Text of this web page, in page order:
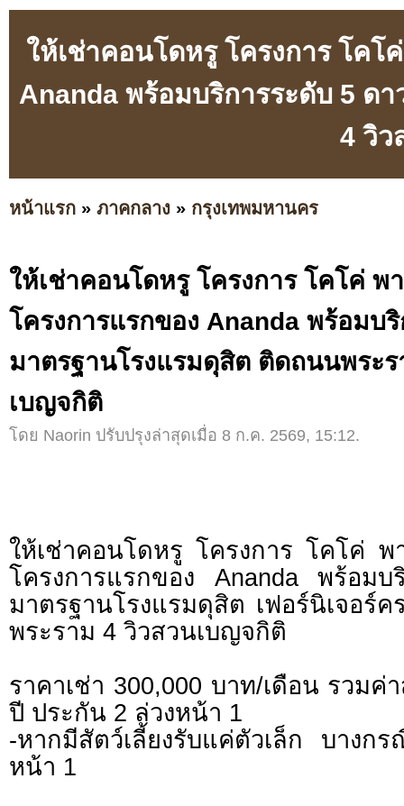
ให้เช่าคอนโดหรู โครงการ โคโ
Ananda พร้อมบริการระดับ 5 ด
4 วิว
หน้าแรก » ภาคกลาง » กรุงเทพมหานคร
ให้เช่าคอนโดหรู โครงการ โคโค่ พ
โครงการแรกของ Ananda พร้อมบ
มาตรฐานโรงแรมดุสิต ติดถนนพระ
เบญจกิติ
โดย Naorin ปรับปรุงล่าสุดเมื่อ 8 ก.ค. 2569, 15:12.
ให้เช่าคอนโดหรู โครงการ โคโค่ พ
โครงการแรกของ Ananda พร้อม
มาตรฐานโรงแรมดุสิต เฟอร์นิเจอร์
พระราม 4 วิวสวนเบญจกิติ
ราคาเช่า 300,000 บาท/เดือน รวม
ปี ประกัน 2 ล่วงหน้า 1
-หากมีสัตว์เลี้ยงรับแค่ตัวเล็ก บาง
หน้า 1